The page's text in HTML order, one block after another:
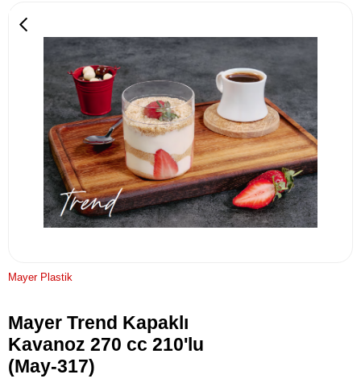
Mayer Plastik
Mayer Trend Kapaklı
Kavanoz 270 cc 210'lu
(May-317)